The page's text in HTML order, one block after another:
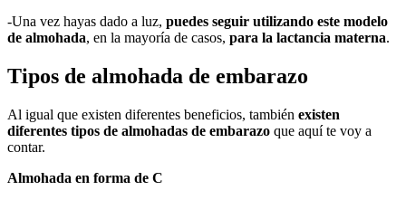
-Una vez hayas dado a luz, puedes seguir utilizando este modelo
de almohada, en la mayoría de casos, para la lactancia materna.
Tipos de almohada de embarazo
Al igual que existen diferentes beneficios, también existen
diferentes tipos de almohadas de embarazo que aquí te voy a
contar.
Almohada en forma de C